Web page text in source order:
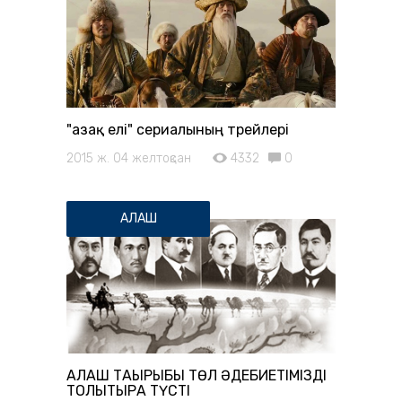
"Қазақ елі" сериалының трейлері
2015 ж. 04 желтоқсан 4332 0
АЛАШ
АЛАШ ТАҚЫРЫБЫ ТӨЛ ӘДЕБИЕТІМІЗДІ
ТОЛЫҚТЫРА ТҮСТІ